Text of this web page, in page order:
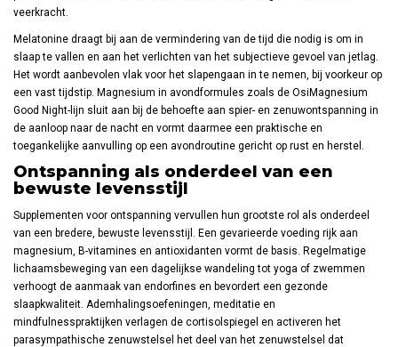
veerkracht.
Melatonine draagt bij aan de vermindering van de tijd die nodig is om in
slaap te vallen en aan het verlichten van het subjectieve gevoel van jetlag.
Het wordt aanbevolen vlak voor het slapengaan in te nemen, bij voorkeur op
een vast tijdstip. Magnesium in avondformules zoals de OsiMagnesium
Good Night-lijn sluit aan bij de behoefte aan spier- en zenuwontspanning in
de aanloop naar de nacht en vormt daarmee een praktische en
toegankelijke aanvulling op een avondroutine gericht op rust en herstel.
Ontspanning als onderdeel van een
bewuste levensstijl
Supplementen voor ontspanning vervullen hun grootste rol als onderdeel
van een bredere, bewuste levensstijl. Een gevarieerde voeding rijk aan
magnesium, B-vitamines en antioxidanten vormt de basis. Regelmatige
lichaamsbeweging van een dagelijkse wandeling tot yoga of zwemmen
verhoogt de aanmaak van endorfines en bevordert een gezonde
slaapkwaliteit. Ademhalingsoefeningen, meditatie en
mindfulnesspraktijken verlagen de cortisolspiegel en activeren het
parasympathische zenuwstelsel het deel van het zenuwstelsel dat